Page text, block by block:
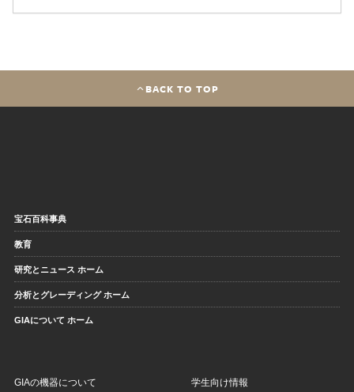
BACK TO TOP
宝石百科事典
教育
研究とニュース ホーム
分析とグレーディング ホーム
GIAについて ホーム
GIAの機器について 学生向け情報